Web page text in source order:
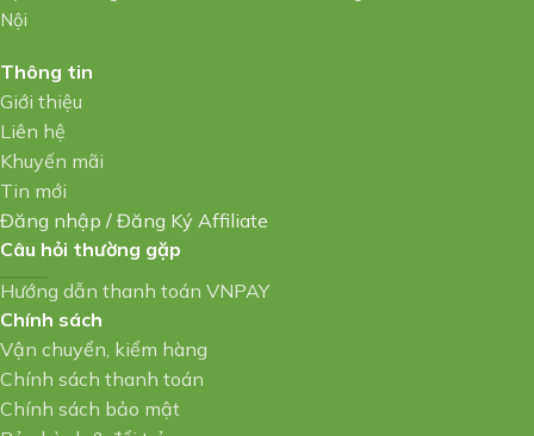
Nội
Thông tin
Giới thiệu
Liên hệ
Khuyến mãi
Tin mới
Đăng nhập / Đăng Ký Affiliate
Câu hỏi thường gặp
Hướng dẫn thanh toán VNPAY
Chính sách
Vận chuyển, kiểm hàng
Chính sách thanh toán
Chính sách bảo mật